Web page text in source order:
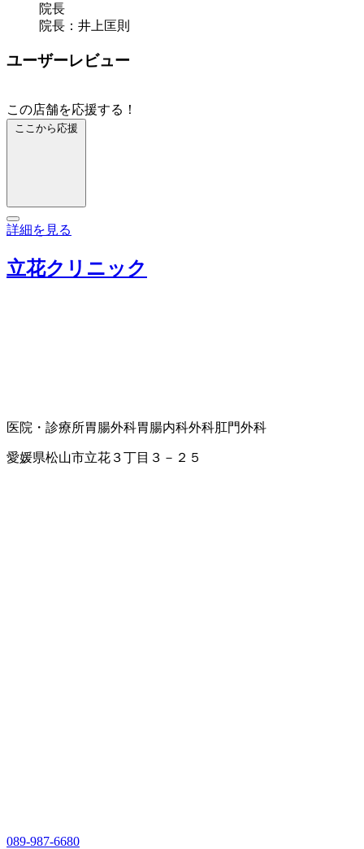
院長
院長：井上匡則
ユーザーレビュー
この店舗を応援する！
ここから応援
詳細を見る
立花クリニック
医院・診療所胃腸外科胃腸内科外科肛門外科
愛媛県松山市立花３丁目３－２５
089-987-6680